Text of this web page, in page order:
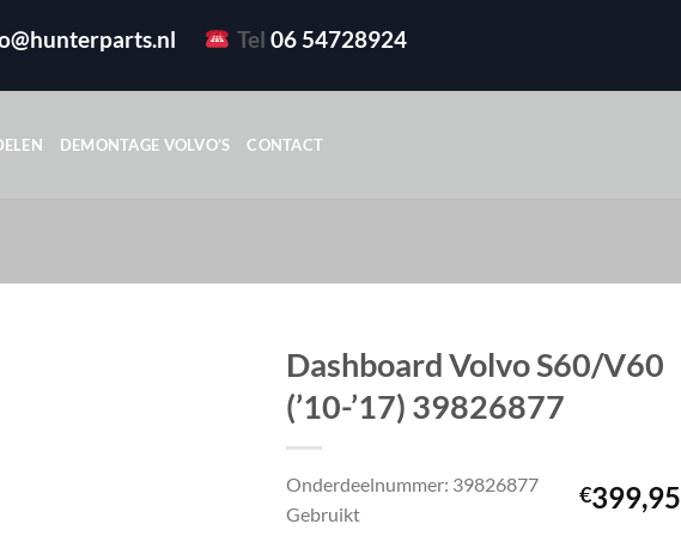
Tel 06 54728924
DEMONTAGE VOLVO’S CONTACT
Dashboard Volvo S60/V60
(’10-’17) 39826877
€399,95
Onderdeelnummer: 39826877
Gebruikt